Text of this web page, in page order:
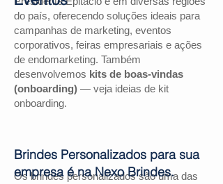
do país, oferecendo soluções ideais para
campanhas de marketing, eventos
corporativos, feiras empresariais e ações
de endomarketing. Também
desenvolvemos kits de boas-vindas
(onboarding) — veja ideias de kit
onboarding.
Os brindes personalizados são uma das
Brindes Personalizados para sua
empresa é na Nexo Brindes.